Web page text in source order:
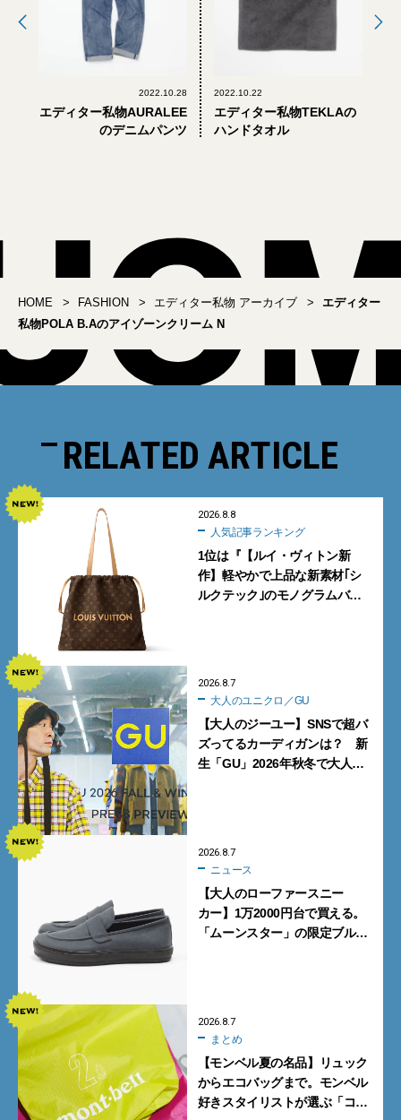
2022.10.28
エディター私物AURALEE
のデニムパンツ
2022.10.22
エディター私物TEKLAの
ハンドタオル
HOME FASHION エディター私物 アーカイブ
エディター
私物POLA B.Aのアイゾーンクリーム N
RELATED ARTICLE
2026.8.8
人気記事ランキング
1位は『【ルイ・ヴィトン新
作】軽やかで上品な新素材｢シ
ルクテック｣のモノグラムバッ
2026.8.7
大人のユニクロ／GU
【大人のジーユー】SNSで超バ
ズってるカーディガンは？ 新
生「GU」2026年秋冬で大人メ
2026.8.7
ニュース
【大人のローファースニー
カー】1万2000円台で買える。
「ムーンスター」の限定ブルー
2026.8.7
まとめ
【モンベル夏の名品】リュック
からエコバッグまで。モンベル
好きスタイリストが選ぶ「コス